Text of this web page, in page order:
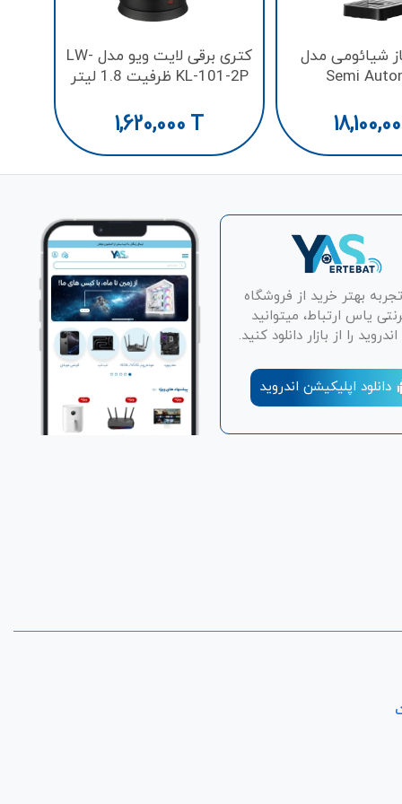
شیائومی مدل
Semi
کتری برقی لایت ویو مدل LW-
KL-101-2P ظرفیت 1.8 لیتر
1,620,000 T
بهتر خرید از فروشگاه
یاس ارتباط، میتوانید
را از بازار دانلود کنید.
دانلود اپلیکیشن اندروید